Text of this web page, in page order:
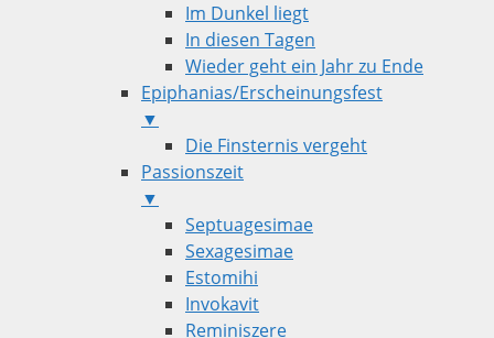
Im Dunkel liegt
In diesen Tagen
Wieder geht ein Jahr zu Ende
Epiphanias/Erscheinungsfest
▼
Die Finsternis vergeht
Passionszeit
▼
Septuagesimae
Sexagesimae
Estomihi
Invokavit
Reminiszere